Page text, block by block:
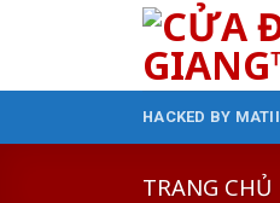
HACKED BY MATII
TRANG CHỦ